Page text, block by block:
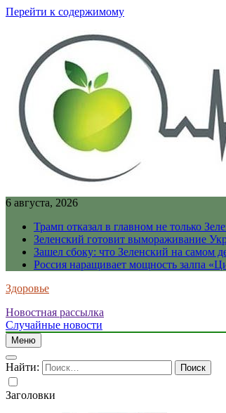
Перейти к содержимому
6 августа, 2026
Трамп отказал в главном не только
Зеленский готовит вымораживание
Зашел сбоку: что Зеленский на самом
Россия наращивает мощность залпа
Здоровье
Новостная рассылка
Случайные новости
Меню
Найти:
Заголовки